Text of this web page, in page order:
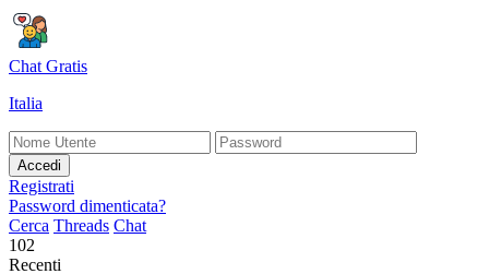
Chat Gratis
Italia
Accedi
Registrati
Password dimenticata?
Cerca Threads Chat
102
Recenti